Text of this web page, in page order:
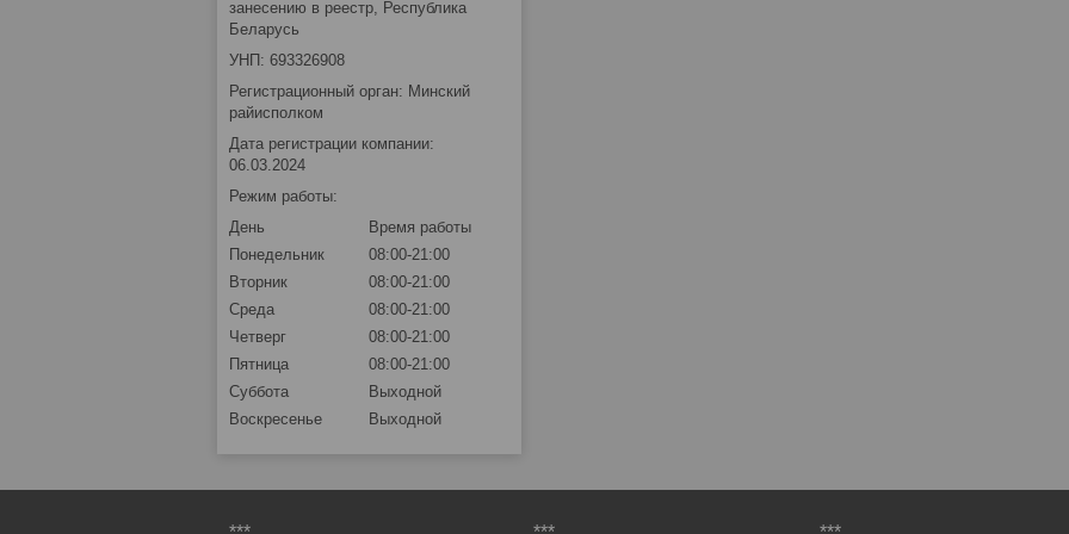
занесению в реестр, Республика
Беларусь
УНП: 693326908
Регистрационный орган: Минский
райисполком
Дата регистрации компании:
06.03.2024
Режим работы:
День
Время работы
Понедельник
08:00-21:00
Вторник
08:00-21:00
Среда
08:00-21:00
Четверг
08:00-21:00
Пятница
08:00-21:00
Суббота
Выходной
Воскресенье
Выходной